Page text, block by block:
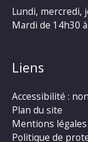
Lundi, mercredi,
Mardi de 14h30
Liens
Accessibilité :
Plan du site
Mentions légales
Politique de